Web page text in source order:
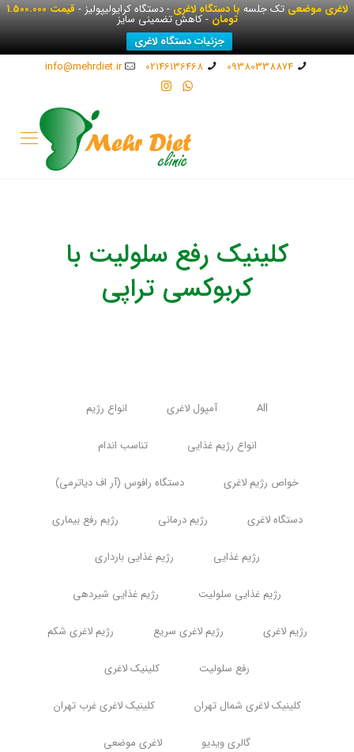
لاغری موضعیتک جلسهبا دستگاه لاغری- دستگاه کرایولیپولیز - قیمت 1.500.000
تومان- کاهش تضمینی سایز
جزئیات دستگاه لاغری
09380338874
02146136468
info@mehrdiet.ir
کلینیک رفع سلولیت با
کربوکسی تراپی
All آمپول لاغری انواع رژیم
انواع رژیم غذایی تناسب اندام
خواص رژیم لاغری دستگاه رافوس (آر اف دیاترمی)
دستگاه لاغری رژیم درمانی رژیم رفع بیماری
رژیم غذایی رژیم غذایی بارداری
رژیم غذایی سلولیت رژیم غذایی شیردهی
رژیم لاغری رژیم لاغری سریع رژیم لاغری شکم
رفع سلولیت کلینیک لاغری
کلینیک لاغری شمال تهران کلینیک لاغری غرب تهران
گالری ویدیو لاغری موضعی